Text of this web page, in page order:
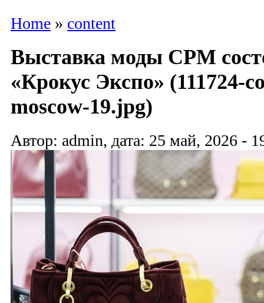
Home » content
Выставка моды CPM
«Крокус Экспо» (111724-
moscow-19.jpg)
Автор: admin, дата: 25 май, 2026 -